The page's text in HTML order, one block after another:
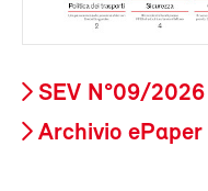
SEV N°09/2026
Archivio ePaper